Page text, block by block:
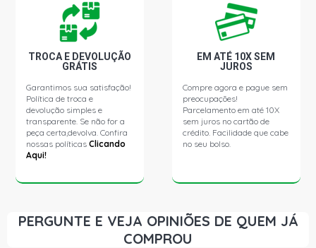
TROCA E DEVOLUÇÃO
GRÁTIS
Garantimos sua satisfação!
Política de troca e
devolução simples e
transparente. Se não for a
peça certa,devolva. Confira
nossas políticasClicando
Aqui!
EM ATÉ 10X SEM
JUROS
Compre agora e pague sem
preocupações!
Parcelamento em até 10X
sem juros no cartão de
crédito. Facilidade que cabe
no seu bolso.
PERGUNTE E VEJA OPINIÕES DE QUEM JÁ
COMPROU